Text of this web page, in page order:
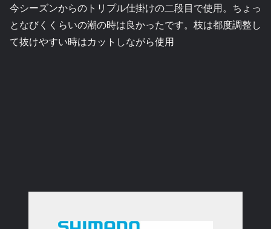
今シーズンからのトリプル仕掛けの二段目で使用。ちょっ
となびくくらいの潮の時は良かったです。枝は都度調整し
て抜けやすい時はカットしながら使用